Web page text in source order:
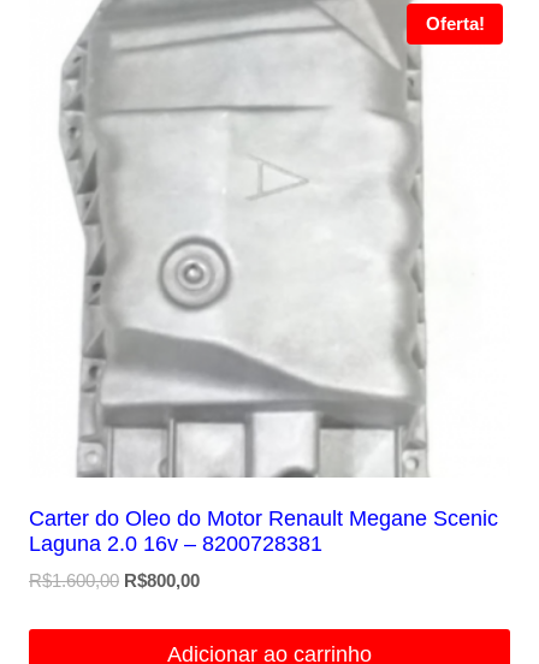
Oferta!
Carter do Oleo do Motor Renault Megane Scenic
Laguna 2.0 16v – 8200728381
R$1.600,00 O
R$800,00O
Adicionar ao carrinho